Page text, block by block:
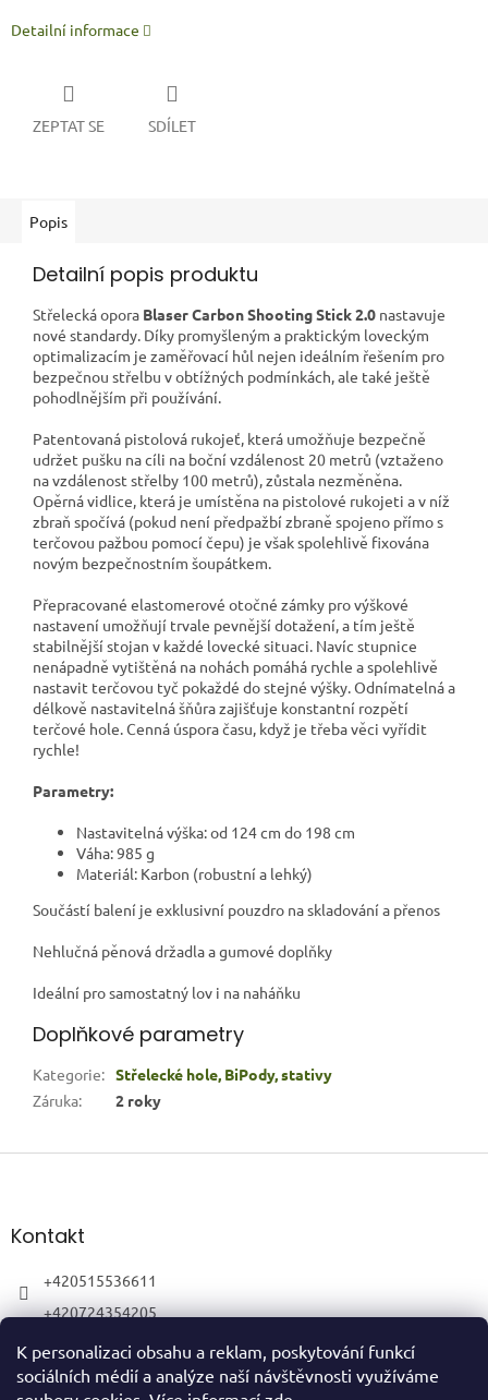
K personalizaci obsahu a reklam, poskytování funkcí
sociálních médií a analýze naší návštěvnosti využíváme
Detailní informace
ZEPTAT SE SDÍLET
Popis
Detailní popis produktu
Střelecká opora Blaser Carbon Shooting Stick 2.0 nastavuje
nové standardy. Díky promyšleným a praktickým loveckým
optimalizacím je zaměřovací hůl nejen ideálním řešením pro
bezpečnou střelbu v obtížných podmínkách, ale také ještě
pohodlnějším při používání.
Patentovaná pistolová rukojeť, která umožňuje bezpečně
udržet pušku na cíli na boční vzdálenost 20 metrů (vztaženo
na vzdálenost střelby 100 metrů), zůstala nezměněna.
Opěrná vidlice, která je umístěna na pistolové rukojeti a v níž
zbraň spočívá (pokud není předpažbí zbraně spojeno přímo s
terčovou pažbou pomocí čepu) je však spolehlivě fixována
novým bezpečnostním šoupátkem.
Přepracované elastomerové otočné zámky pro výškové
nastavení umožňují trvale pevnější dotažení, a tím ještě
stabilnější stojan v každé lovecké situaci. Navíc stupnice
nenápadně vytištěná na nohách pomáhá rychle a spolehlivě
nastavit terčovou tyč pokaždé do stejné výšky. Odnímatelná a
délkově nastavitelná šňůra zajišťuje konstantní rozpětí
terčové hole. Cenná úspora času, když je třeba věci vyřídit
rychle!
Parametry:
Nastavitelná výška: od 124 cm do 198 cm
Váha: 985 g
Materiál: Karbon (robustní a lehký)
Součástí balení je exklusivní pouzdro na skladování a přenos
Nehlučná pěnová držadla a gumové doplňky
Ideální pro samostatný lov i na naháňku
Doplňkové parametry
Kategorie: Střelecké hole, BiPody, stativy
Záruka: 2 roky
Z
aKontakt
+420515536611
+420724354205